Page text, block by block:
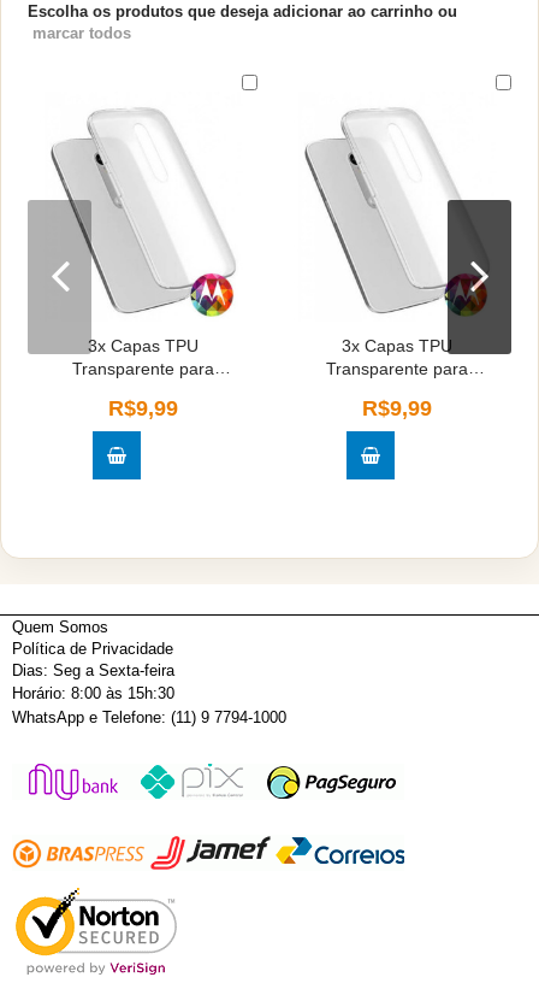
Escolha os produtos que deseja adicionar ao carrinho ou
marcar todos
3x Capas TPU
Transparente para
R$9,99
3x Capas TPU
Transparente para
Macro
R$9,99
Quem Somos
Política de Privacidade
Dias: Seg a Sexta-feira
Horário: 8:00 às 15h:30
WhatsApp e Telefone: (11) 9 7794-1000